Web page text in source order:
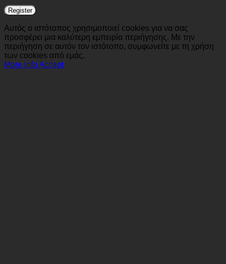
Register
Αυτός ο ιστότοπος χρησιμοποιεί cookies για να σας
προσφέρει μια καλύτερη εμπειρία περιήγησης. Με την
περιήγηση σε αυτόν τον ιστότοπο, συμφωνείτε με τη χρήση
των cookies από εμάς.
More infoAccept